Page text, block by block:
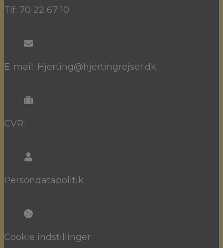
Tlf: 70 22 67 10
E-mail: Hjerting@hjertingrejser.dk
CVR:
Persondatapolitik
Cookie indstillinger